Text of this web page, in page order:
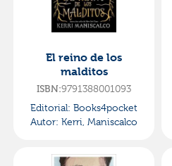
El reino de los
malditos
ISBN:9791388001093
Editorial: Books4pocket
Autor: Kerri, Maniscalco